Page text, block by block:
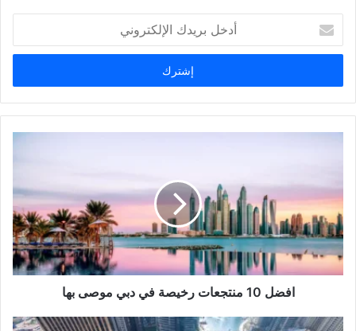
بريدك
الإلكتروني
افضل 10 منتجعات رخيصة في دبي موصى بها